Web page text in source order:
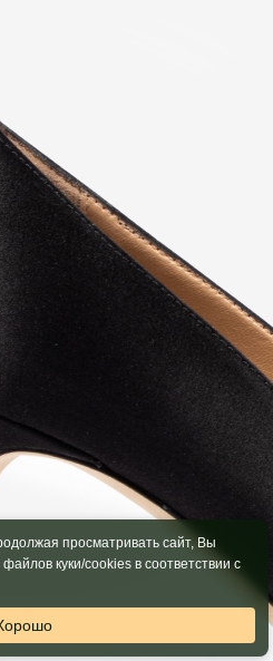
просматривать сайт, Вы
куки/cookies в соответствии с